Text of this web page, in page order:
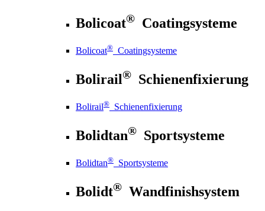
Bolicoat® Coatingsysteme
Bolicoat® Coatingsysteme
Bolirail® Schienenfixierung
Bolirail® Schienenfixierung
Bolidtan® Sportsysteme
Bolidtan® Sportsysteme
Bolidt® Wandfinishsystem